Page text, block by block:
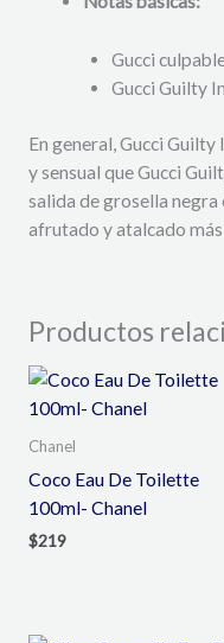
Gucci
Gucci Guilty
En general, Gucci
y sensual que Gucci
salida de grosella
afrutado y atalcado
Productos
Chanel
Coco Eau De Toilette
100ml- Chanel
$219